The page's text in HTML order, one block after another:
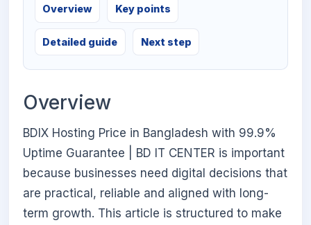
Overview Key points
Detailed guide Next step
Overview
BDIX Hosting Price in Bangladesh with 99.9%
Uptime Guarantee | BD IT CENTER is important
because businesses need digital decisions that
are practical, reliable and aligned with long-
term growth. This article is structured to make